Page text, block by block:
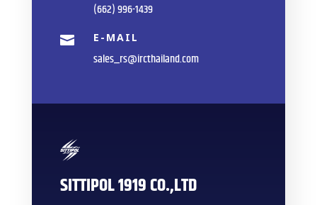
(662) 996-1439
 E-MAIL
sales_rs@ircthailand.com
SITTIPOL 1919 CO.,LTD